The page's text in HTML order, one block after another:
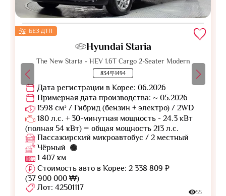
БЕЗ ДТП
Hyundai Staria
The New Staria - HEV 1.6T Cargo 2-Seater Modern
834두1494
Дата регистрации в Корее: 06.2026
Примерная дата производства: ~ 05.2026
1598 см³ / Гибрид (бензин + электро) / 2WD
180 л.с. + 30-минутная мощность - 24.3 кВт
(полная 54 кВт) = общая мощность 213 л.с.
Пассажирский микроавтобус / 2 местный
Чёрный
1 407 км
Стоимость авто в Корее: 2 338 809 ₽
(37 900 000 ₩)
Лот: 42501117
55